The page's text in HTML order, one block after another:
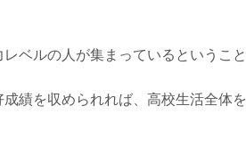
ベルの人が集まっているということ
績を収められれば、高校生活全体を